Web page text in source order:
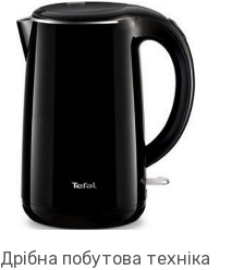
Дрібна побутова техніка